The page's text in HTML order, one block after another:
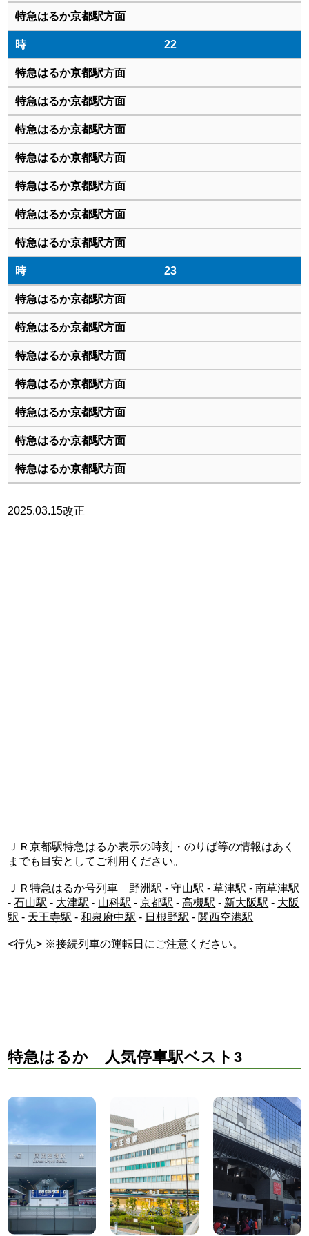
22
23
2025.03.15改正
ＪＲ京都駅特急はるか表示の時刻・のりば等の情報はあく
までも目安としてご利用ください。
ＪＲ特急はるか号列車 野洲駅 -守山駅 -草津駅 -南草津駅
-石山駅 - 大津駅 - 山科駅 -京都駅 -高槻駅 - 新大阪駅 - 大阪
駅 - 天王寺駅 -和泉府中駅 - 日根野駅 - 関西空港駅
<行先> ※接続列車の運転日にご注意ください。
特急はるか 人気停車駅ベスト3